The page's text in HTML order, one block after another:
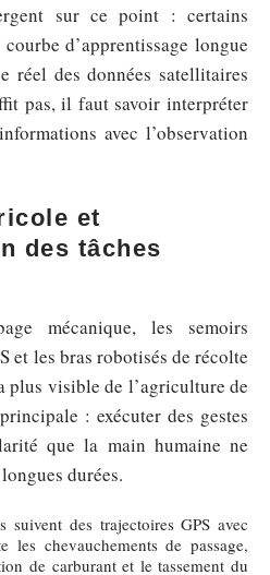
sur ce point : certains
d’apprentissage longue
réel des données satellitaires
pas, il faut savoir interpréter
avec l’observation
et
des tâches
mécanique, les semoirs
et les bras robotisés de récolte
plus visible de l’agriculture de
: exécuter des gestes
que la main humaine ne
durées.
suivent des trajectoires GPS avec
chevauchements de passage,
de carburant et le tassement du